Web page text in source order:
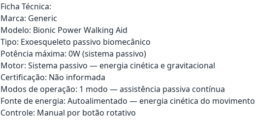
Ficha Técnica:
Marca: Generic
Modelo: Bionic Power Walking Aid
Tipo: Exoesqueleto passivo biomecânico
Potência máxima: 0W (sistema passivo)
Motor: Sistema passivo — energia cinética e gravitacional
Certificação: Não informada
Modos de operação: 1 modo — assistência passiva contínua
Fonte de energia: Autoalimentado — energia cinética do movimento
Controle: Manual por botão rotativo